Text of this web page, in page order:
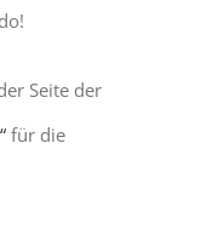
Seite der
für die